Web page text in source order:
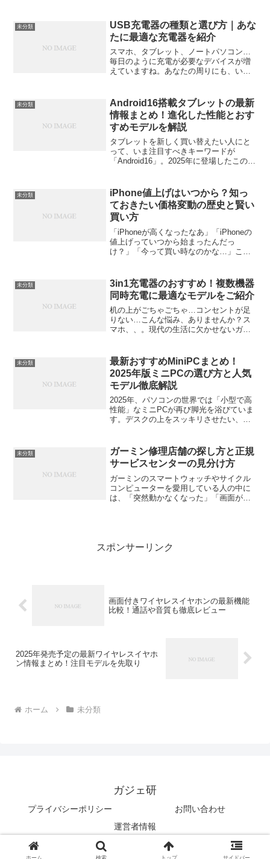
未分類
USB充電器の種類と選び方｜あな
たに最適な充電器を紹介
スマホ、タブレット、ノートパソコン…
毎日のように充電が必要なデバイスが増
えていますね。あなたの周りにも、いく
電できる」と思っていたら、実はその充
電器、あなたのデバイスに...
未分類
Android16搭載タブレットの最新
情報まとめ！進化した性能とおす
すめモデルを解説
タブレットを新しく買い替えたい人にと
って、いま注目すべきキーワードが
「Android16」。2025年に登場したこの最
すさや生産性の高さが進化している。こ
の記事...
未分類
iPhone値上げはいつから？知っ
ておきたい価格変動の歴史と賢い
買い方
「iPhoneが高くなったなあ」「iPhoneの
値上げっていつから始まったんだっ
け？」「今って買い時なのかな…」こん
討していて「え、こんなにしたっけ？」
と驚いたばかり。...
未分類
3in1充電器のおすすめ！複数機器
同時充電に最適なモデルをご紹介
机の上がごちゃごちゃ…コンセントが足
りない…こんな悩み、ありませんか？ス
マホ、、。現代の生活に欠かせないガジ
ってしまう。そして、いつの間にか充電
器を探すこと自体がストレス...
未分類
最新おすすめMiniPCまとめ！
2025年版ミニPCの選び方と人気
モデル徹底解説
2025年、パソコンの世界では「小型で高
性能」なミニPCが再び脚光を浴びていま
す。デスクの上をスッキリさせたい、で
今回は、最新のおすすめMiniPCを中心
に、選び方...
未分類
ガーミン修理店舗の探し方と正規
サービスセンターの見分け方
ガーミンのスマートウォッチやサイクル
コンピューターを愛用している人の中に
は、「突然動かなくなった」「画面が割
スポンサーリンク
画面付きワイヤレスイヤホンの最新機能
比較！通話や音質も徹底レビュー
2025年発売予定の最新ワイヤレスイヤホ
ン情報まとめ！注目モデルを先取り
ホーム 未分類
ガジェ研
プライバシーポリシー
お問い合わせ
運営者情報
© 2025 ガジェ研.
ホーム 検索 トップ サイドバー